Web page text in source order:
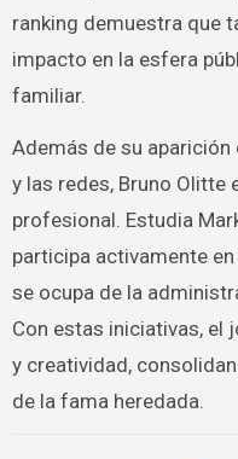
ranking demuestra que
impacto en la esfera
familiar.
Además de su
y las redes, Bruno
profesional. Estudia
participa activamente
se ocupa de la
Con estas iniciativas, el
y creatividad,
de la fama heredada.